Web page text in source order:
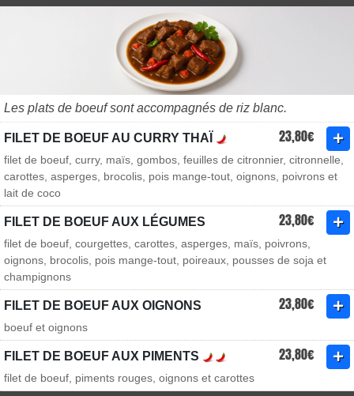
Les plats de boeuf sont accompagnés de riz blanc.
FILET DE BOEUF AU CURRY THAÏ 23,80€
filet de boeuf, curry, maïs, gombos, feuilles de citronnier, citronnelle,
carottes, asperges, brocolis, pois mange-tout, oignons, poivrons et
lait de coco
FILET DE BOEUF AUX LÉGUMES 23,80€
filet de boeuf, courgettes, carottes, asperges, maïs, poivrons,
oignons, brocolis, pois mange-tout, poireaux, pousses de soja et
champignons
FILET DE BOEUF AUX OIGNONS 23,80€
boeuf et oignons
FILET DE BOEUF AUX PIMENTS 23,80€
filet de boeuf, piments rouges, oignons et carottes